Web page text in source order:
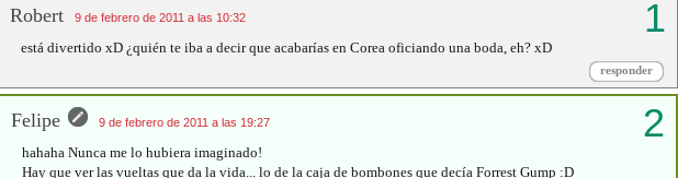
Robert 9 de febrero de 2011 a las 10:32
está divertido xD ¿quién te iba a decir que acabarías en Corea oficiando una boda, eh? xD
responder
Felipe 9 de febrero de 2011 a las 19:27
hahaha Nunca me lo hubiera imaginado!
Hay que ver las vueltas que da la vida... lo de la caja de bombones que decía Forrest Gump :D